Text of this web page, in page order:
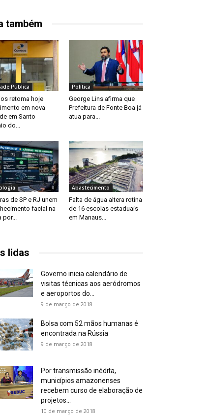
também
Pública
retoma hoje
em nova
em Santo
do...
Política
George Lins afirma que
Prefeitura de Fonte Boa já
atua para...
de SP e RJ unem
facial na
por...
Abastecimento
Falta de água altera rotina
de 16 escolas estaduais
em Manaus...
lidas
Governo inicia calendário de
visitas técnicas aos aeródromos
e aeroportos do...
9 de março de 2018
Bolsa com 52 mãos humanas é
encontrada na Rússia
9 de março de 2018
Por transmissão inédita,
municípios amazonenses
recebem curso de elaboração de
projetos...
10 de março de 2018